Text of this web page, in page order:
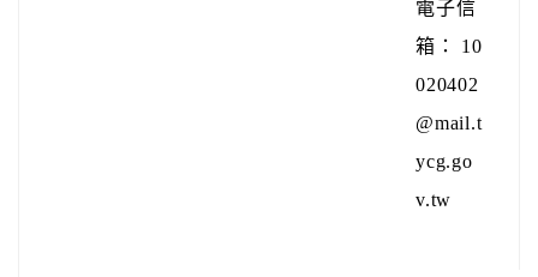
電子信
箱： 10
020402
@mail.t
ycg.go
v.tw